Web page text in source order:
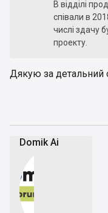
В відділі
співали в
числі здачу
проекту.
1.Уже 2021
на ремонт
4.Все те чим
Дякую за детальний
Domik Ai